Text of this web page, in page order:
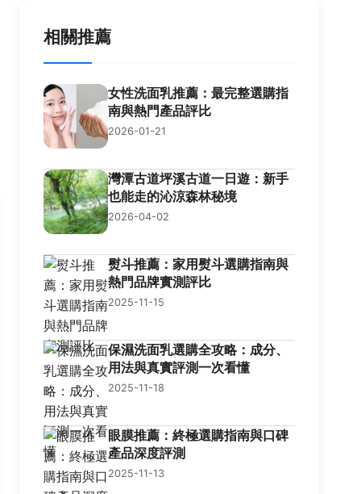
相關推薦
女性洗面乳推薦：最完整選購指
南與熱門產品評比
2026-01-21
灣潭古道坪溪古道一日遊：新手
也能走的沁涼森林秘境
2026-04-02
熨斗推薦：家用熨斗選購指南與
熱門品牌實測評比
2025-11-15
保濕洗面乳選購全攻略：成分、
用法與真實評測一次看懂
2025-11-18
眼膜推薦：終極選購指南與口碑
產品深度評測
2025-11-13